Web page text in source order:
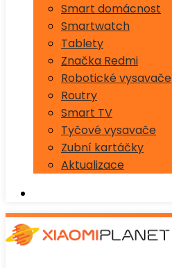
Smart domácnost
Smartwatch
Tablety
Značka Redmi
Robotické vysavače
Routry
Smart TV
Tyčové vysavače
Zubní kartáčky
Aktualizace